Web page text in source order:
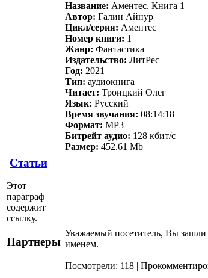
Статьи
Этот
параграф
содержит
ссылку.
Партнеры
Название: Аментес. Книга 1
Автор: Галин Айнур
Цикл/серия: Аментес
Номер книги: 1
Жанр: Фантастика
Издательство: ЛитРес
Год: 2021
Тип: аудиокнига
Читает: Троицкий Олег
Язык: Русский
Время звучания: 08:14:18
Формат: MP3
Битрейт аудио: 128 кбит/c
Размер: 452.61 Mb
Уважаемый посетитель, Вы зашли
именем.
Посмотрели: 118 |